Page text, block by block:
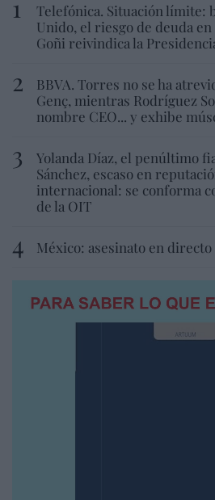
Telefónica. Situación límite:
Unido, el riesgo de deuda
Goñi reivindica la
BBVA. Torres no se ha
Genç, mientras Rodríguez
nombre CEO... y exhibe
Yolanda Díaz, el penúltimo
Sánchez, escaso en
internacional: se conforma
de la OIT
México: asesinato en directo